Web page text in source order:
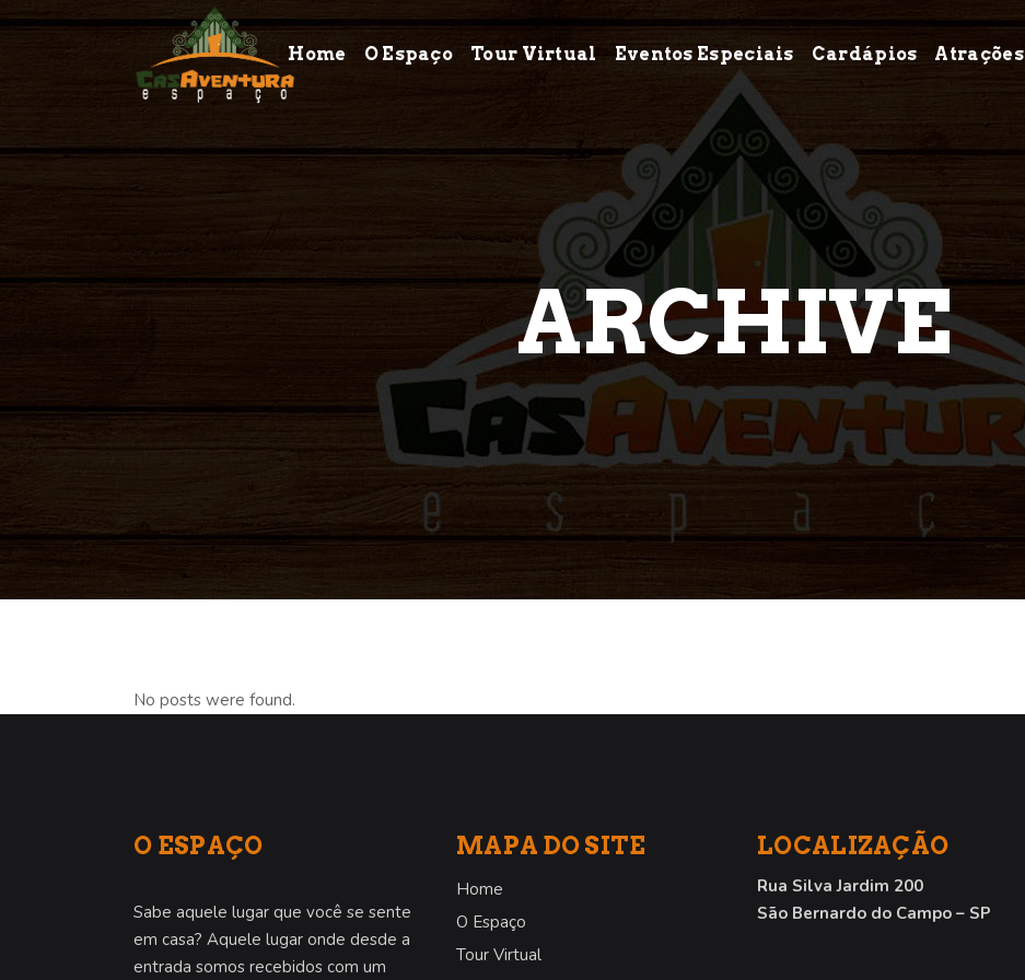
Home O Espaço Tour Virtual Eventos Especiais Cardápios Atrações
ARCHIVE
No posts were found.
O ESPAÇO
Sabe aquele lugar que você se sente
em casa? Aquele lugar onde desde a
entrada somos recebidos com um
MAPA DO SITE
Home
O Espaço
Tour Virtual
LOCALIZAÇÃO
Rua Silva Jardim 200
São Bernardo do Campo – SP